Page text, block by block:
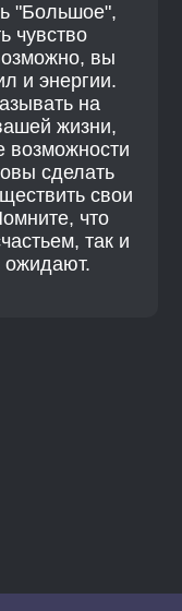
"Большое",
чувство
вы
и энергии.
на
жизни,
возможности
сделать
свои
что
так и
ожидают.